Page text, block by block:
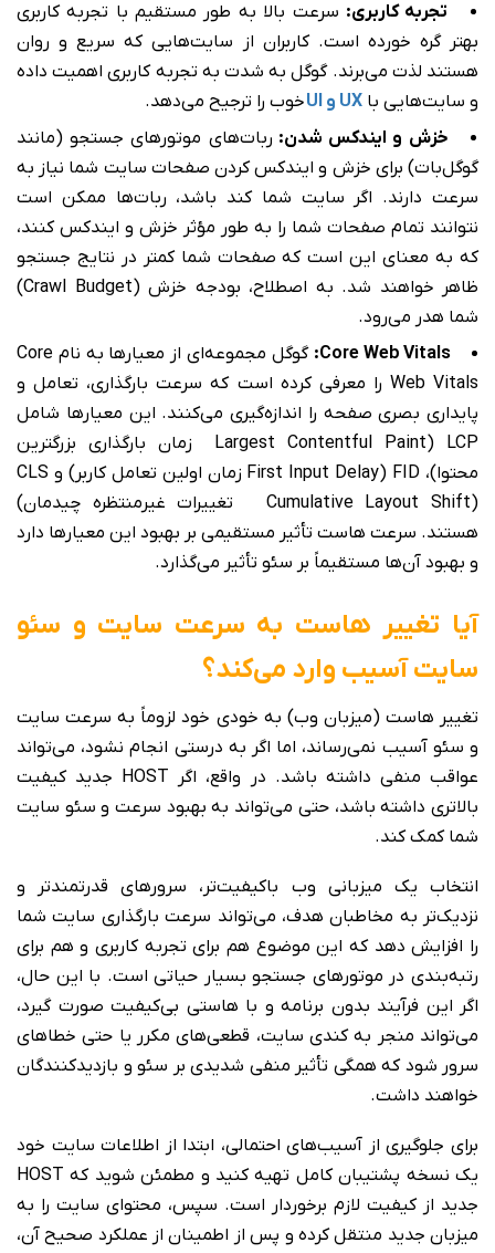
تجربه کاربری: سرعت بالا به طور مستقیم با تجربه کاربری
بهتر گره خورده است. کاربران از سایت‌هایی که سریع و روان
هستند لذت می‌برند. گوگل به شدت به تجربه کاربری اهمیت داده
و سایت‌هایی با UX و UI
خوب را ترجیح می‌دهد.
خزش و ایندکس شدن: ربات‌های موتورهای جستجو (مانند
گوگل‌بات) برای خزش و ایندکس کردن صفحات سایت شما نیاز به
سرعت دارند. اگر سایت شما کند باشد، ربات‌ها ممکن است
نتوانند تمام صفحات شما را به طور مؤثر خزش و ایندکس کنند،
که به معنای این است که صفحات شما کمتر در نتایج جستجو
ظاهر خواهند شد. به اصطلاح، بودجه خزش (Crawl Budget)
شما هدر می‌رود.
گوگل مجموعه‌ای از معیارها به نام Core
Web Vitals را معرفی کرده است که سرعت بارگذاری، تعامل و
پایداری بصری صفحه را اندازه‌گیری می‌کنند. این معیارها شامل
LCP (Largest Contentful Paint زمان بارگذاری بزرگترین
محتوا)، FID (First Input Delay زمان اولین تعامل کاربر) و CLS
(Cumulative Layout Shift تغییرات غیرمنتظره چیدمان)
هستند. سرعت هاست تأثیر مستقیمی بر بهبود این معیارها دارد
و بهبود آن‌ها مستقیماً بر سئو تأثیر می‌گذارد.
آیا تغییر هاست به سرعت سایت و سئو
سایت آسیب وارد می‌کند؟
تغییر هاست (میزبان وب) به خودی خود لزوماً به سرعت سایت
و سئو آسیب نمی‌رساند، اما اگر به درستی انجام نشود، می‌تواند
عواقب منفی داشته باشد. در واقع، اگر HOST جدید کیفیت
بالاتری داشته باشد، حتی می‌تواند به بهبود سرعت و سئو سایت
شما کمک کند.
انتخاب یک میزبانی وب باکیفیت‌تر، سرورهای قدرتمندتر و
نزدیک‌تر به مخاطبان هدف، می‌تواند سرعت بارگذاری سایت شما
را افزایش دهد که این موضوع هم برای تجربه کاربری و هم برای
رتبه‌بندی در موتورهای جستجو بسیار حیاتی است. با این حال،
اگر این فرآیند بدون برنامه و با هاستی بی‌کیفیت صورت گیرد،
می‌تواند منجر به کندی سایت، قطعی‌های مکرر یا حتی خطاهای
سرور شود که همگی تأثیر منفی شدیدی بر سئو و بازدیدکنندگان
خواهند داشت.
برای جلوگیری از آسیب‌های احتمالی، ابتدا از اطلاعات سایت خود
یک نسخه پشتیبان کامل تهیه کنید و مطمئن شوید که HOST
جدید از کیفیت لازم برخوردار است. سپس، محتوای سایت را به
میزبان جدید منتقل کرده و پس از اطمینان از عملکرد صحیح آن،